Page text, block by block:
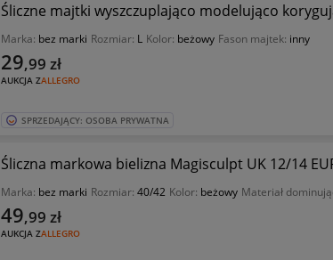
Śliczne majtki wyszczuplająco modelująco
Marka: bez marki Rozmiar: L Kolor: beżowy Fason majtek: inny
AUKCJA ZALLEGRO
29,99 zł
SPRZEDAJĄCY: OSOBA PRYWATNA
Śliczna markowa bielizna Magisculpt UK 12/14
Marka: bez marki Rozmiar: 40/42 Kolor: beżowy Materiał
AUKCJA ZALLEGRO
49,99 zł